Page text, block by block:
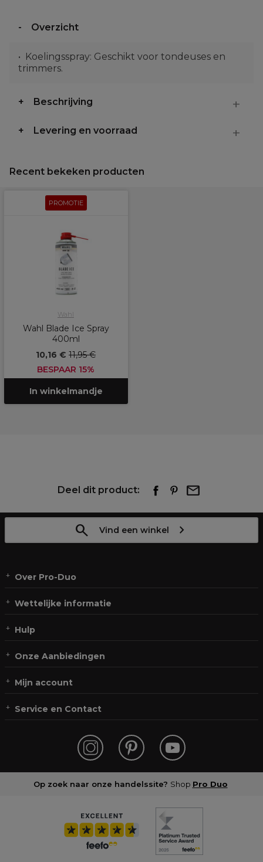
Overzicht
Koelingsspray: Geschikt voor tondeuses en
trimmers.
Beschrijving
Levering en voorraad
Recent bekeken producten
PROMOTIE
Wahl
Wahl Blade Ice Spray
400ml
10,16 € 11,95 €
BESPAAR 15%
In winkelmandje
Deel dit product:
Vind een winkel
Over Pro-Duo
Wettelijke informatie
Hulp
Onze Aanbiedingen
Mijn account
Service en Contact
Op zoek naar onze handelssite? Shop Pro Duo